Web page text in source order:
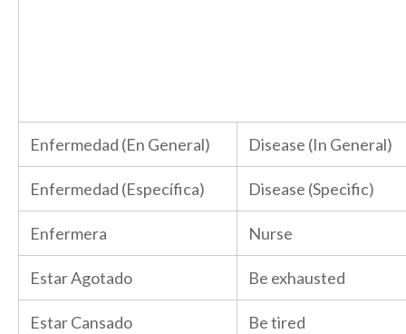
Enfermedad (En General) Disease (In General)
Enfermedad (Específica) Disease (Specific)
Enfermera Nurse
Estar Agotado Be exhausted
Estar Cansado Be tired